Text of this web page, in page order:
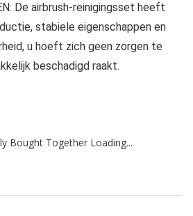
De airbrush-reinigingsset heeft
stabiele eigenschappen en
u hoeft zich geen zorgen te
beschadigd raakt.
Bought Together Loading...